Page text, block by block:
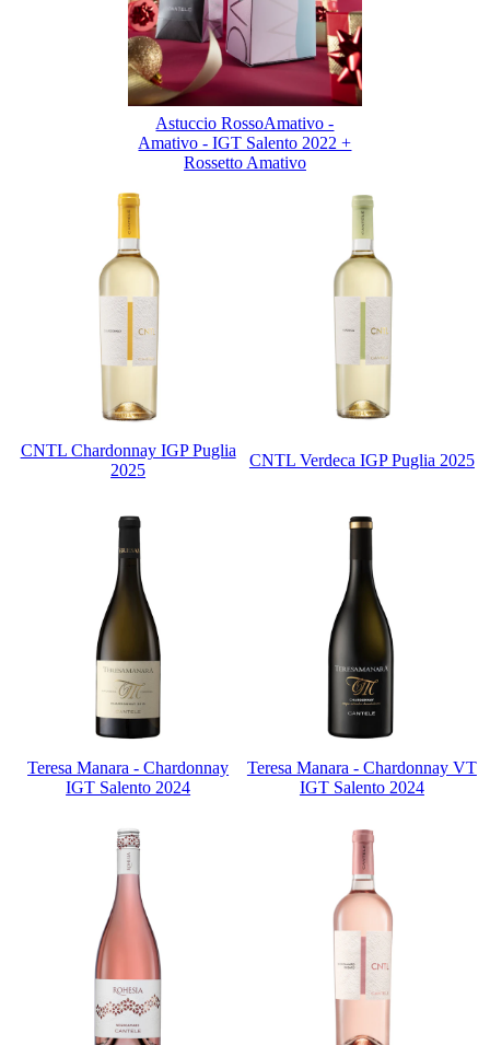
Astuccio RossoAmativo -
Amativo - IGT Salento 2022 +
Rossetto Amativo
CNTL Chardonnay IGP Puglia
2025
CNTL Verdeca IGP Puglia 2025
Teresa Manara - Chardonnay
IGT Salento 2024
Teresa Manara - Chardonnay VT
IGT Salento 2024